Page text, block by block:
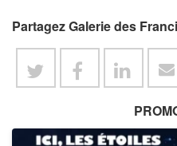
Partagez Galerie des